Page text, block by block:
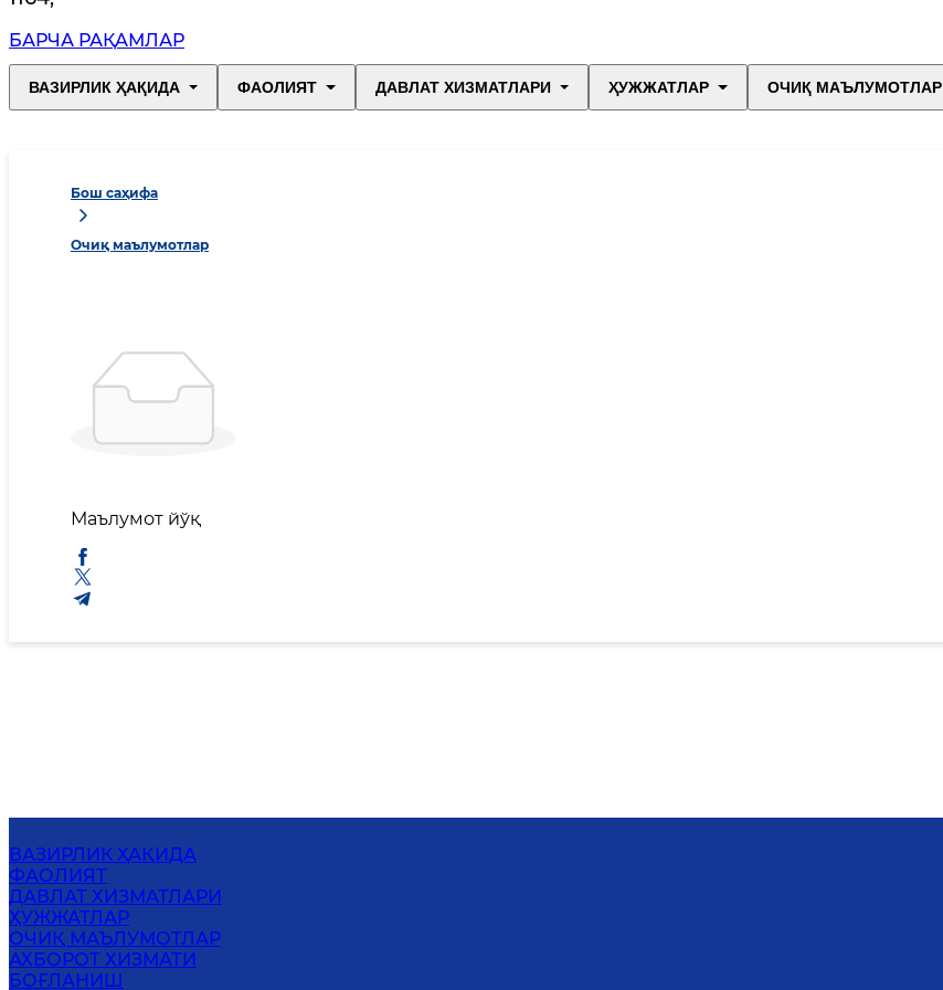
БАРЧА РАҚАМЛАР
ВАЗИРЛИК ҲАҚИДА ФАОЛИЯТ ДАВЛАТ ХИЗМАТЛАРИ ҲУЖЖАТЛАР ОЧИҚ МАЪЛУМОТЛАР
Бош саҳифа
Очиқ маълумотлар
Маълумот йўқ
ВАЗИРЛИК ҲАҚИДА
ФАОЛИЯТ
ДАВЛАТ ХИЗМАТЛАРИ
ҲУЖЖАТЛАР
ОЧИҚ МАЪЛУМОТЛАР
АХБОРОТ ХИЗМАТИ
БОҒЛАНИШ